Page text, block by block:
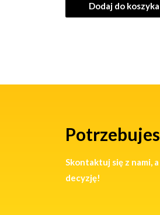
Dodaj do koszyka
Skontaktuj się z nami,
decyzję!